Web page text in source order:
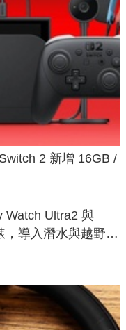
2 新增 16GB /
Watch Ultra2 與
，導入潛水與越野跑